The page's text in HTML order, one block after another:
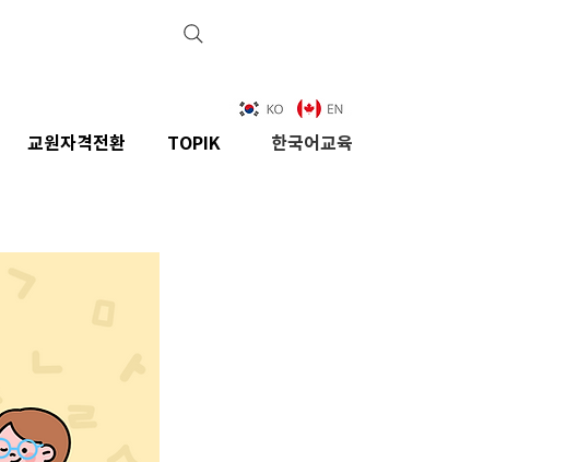
TOPIK 한국어교육
교원자격전환